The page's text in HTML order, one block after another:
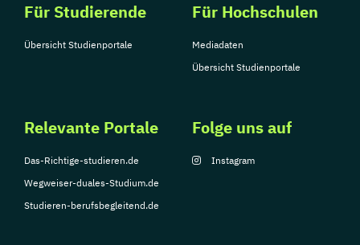
Für Studierende
Übersicht Studienportale
Für Hochschulen
Mediadaten
Übersicht Studienportale
Relevante Portale
Das-Richtige-studieren.de
Wegweiser-duales-Studium.de
Studieren-berufsbegleitend.de
Folge uns auf
Instagram